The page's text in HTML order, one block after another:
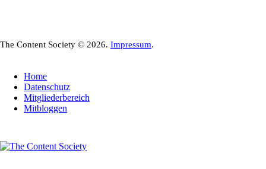
The Content Society © 2026. Impressum.
Home
Datenschutz
Mitgliederbereich
Mitbloggen